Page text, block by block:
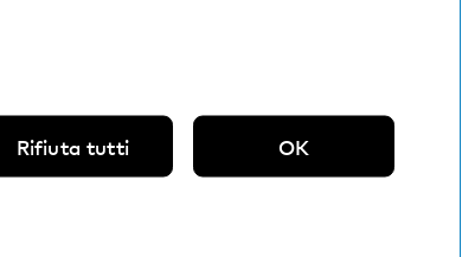
Rifiuta tutti OK